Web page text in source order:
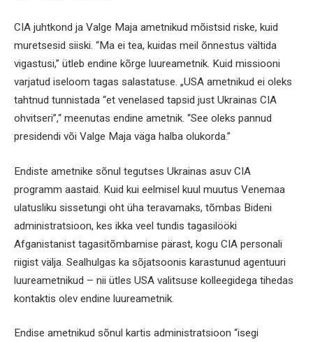
CIA juhtkond ja Valge Maja ametnikud mõistsid riske, kuid
muretsesid siiski. “Ma ei tea, kuidas meil õnnestus vältida
vigastusi,” ütleb endine kõrge luureametnik. Kuid missiooni
varjatud iseloom tagas salastatuse. „USA ametnikud ei oleks
tahtnud tunnistada “et venelased tapsid just Ukrainas CIA
ohvitseri”,“ meenutas endine ametnik. “See oleks pannud
presidendi või Valge Maja väga halba olukorda.”
Endiste ametnike sõnul tegutses Ukrainas asuv CIA
programm aastaid. Kuid kui eelmisel kuul muutus Venemaa
ulatusliku sissetungi oht üha teravamaks, tõmbas Bideni
administratsioon, kes ikka veel tundis tagasilööki
Afganistanist tagasitõmbamise pärast, kogu CIA personali
riigist välja. Sealhulgas ka sõjatsoonis karastunud agentuuri
luureametnikud – nii ütles USA valitsuse kolleegidega tihedas
kontaktis olev endine luureametnik.
Endise ametnikud sõnul kartis administratsioon “isegi